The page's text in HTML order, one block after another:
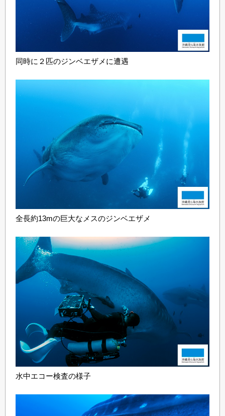
同時に２匹のジンベエザメに遭遇
全長約13mの巨大なメスのジンベエザメ
水中エコー検査の様子